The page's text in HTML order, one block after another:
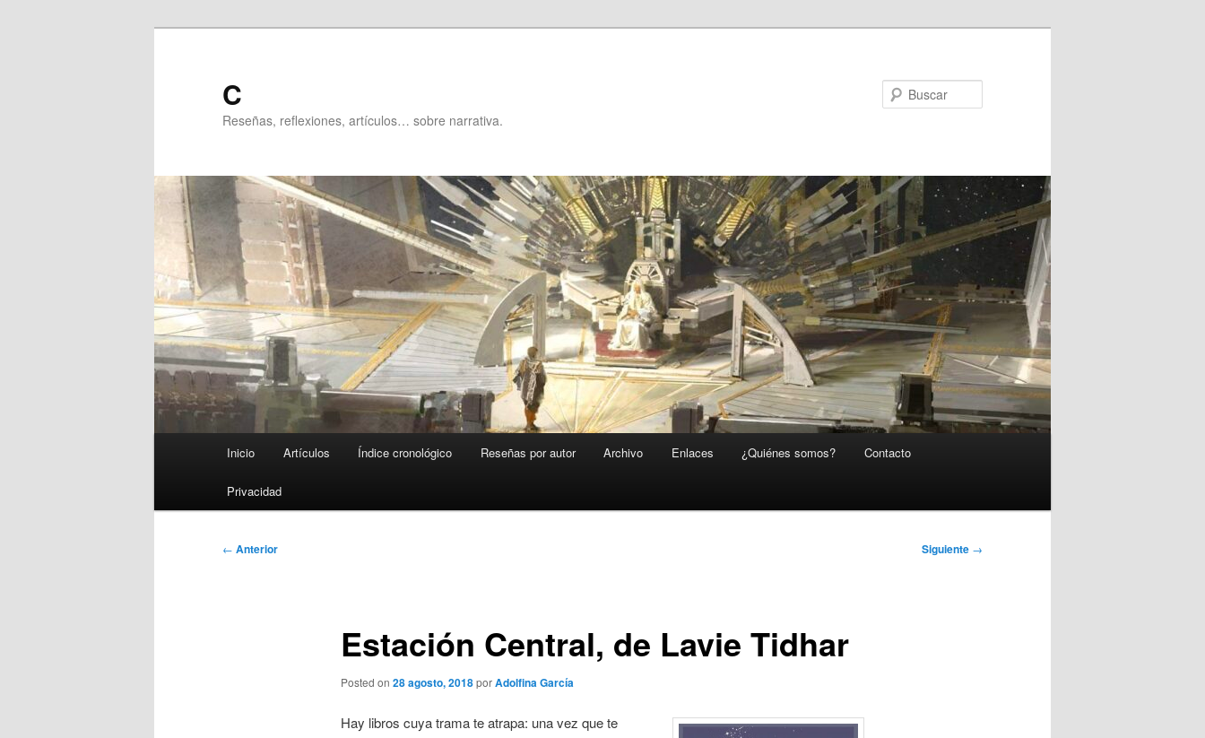
C
Reseñas, reflexiones, artículos… sobre narrativa.
Inicio Artículos Índice cronológico Reseñas por autor Archivo Enlaces ¿Quiénes somos? Contacto
Privacidad
Navegación
← Anterior Siguiente →
Estación Central, de Lavie Tidhar
Posted on 28 agosto, 2018porAdolfina García
Hay libros cuya trama te atrapa: una vez que te